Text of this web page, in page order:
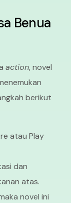
Benua
action, novel
berikut
atau Play
dan
atas.
novel ini